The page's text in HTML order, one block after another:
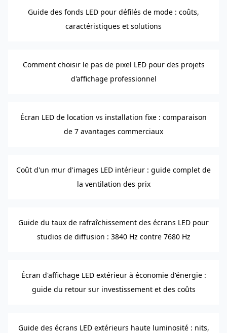
Guide des fonds LED pour défilés de mode : coûts,
caractéristiques et solutions
Comment choisir le pas de pixel LED pour des projets
d'affichage professionnel
Écran LED de location vs installation fixe : comparaison
de 7 avantages commerciaux
Coût d'un mur d'images LED intérieur : guide complet de
la ventilation des prix
Guide du taux de rafraîchissement des écrans LED pour
studios de diffusion : 3840 Hz contre 7680 Hz
Écran d'affichage LED extérieur à économie d'énergie :
guide du retour sur investissement et des coûts
Guide des écrans LED extérieurs haute luminosité : nits,